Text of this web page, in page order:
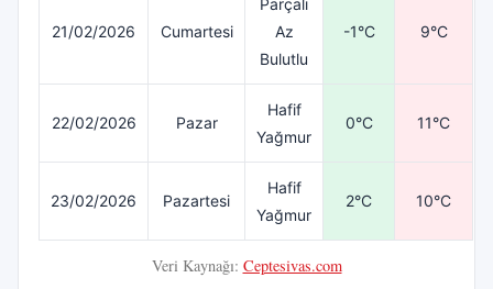
21/02/2026 Cumartesi
Az
Bulutlu
-1°C 9°C
22/02/2026 Pazar
Hafif
Yağmur
0°C 11°C
23/02/2026 Pazartesi
Hafif
Yağmur
2°C 10°C
Veri Kaynağı: Ceptesivas.com